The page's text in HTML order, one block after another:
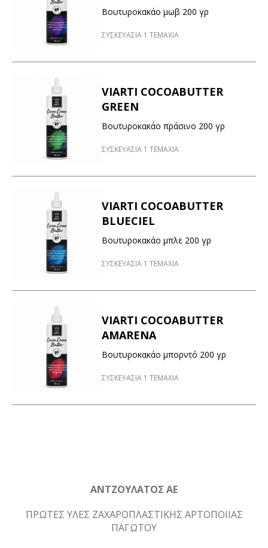
Βουτυροκακάο μωβ 200 γρ
ΣΥΣΚΕΥΑΣΙΑ 1 ΤΕΜΑΧΙΑ
VIARTI COCOABUTTER
GREEN
Βουτυροκακάο πράσινο 200 γρ
ΣΥΣΚΕΥΑΣΙΑ 1 ΤΕΜΑΧΙΑ
VIARTI COCOABUTTER
BLUECIEL
Βουτυροκακάο μπλε 200 γρ
ΣΥΣΚΕΥΑΣΙΑ 1 ΤΕΜΑΧΙΑ
VIARTI COCOABUTTER
AMARENA
Βουτυροκακάο μπορντό 200 γρ
ΣΥΣΚΕΥΑΣΙΑ 1 ΤΕΜΑΧΙΑ
ΑΝΤΖΟΥΛΑΤΟΣ ΑΕ
ΠΡΩΤΕΣ ΥΛΕΣ ΖΑΧΑΡΟΠΛΑΣΤΙΚΗΣ ΑΡΤΟΠΟΙΙΑΣ
ΠΑΓΩΤΟΥ